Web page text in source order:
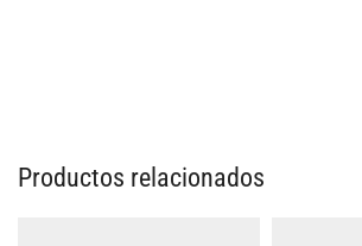
Productos relacionados